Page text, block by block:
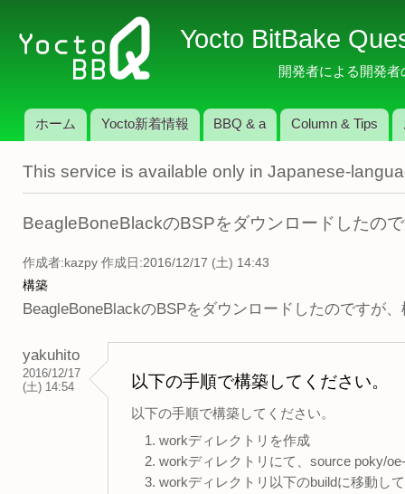
イ
コ
テ
ツ
に
移
Yocto BitBake
開発者による開発
メインメニュー
ホーム Yocto新着情報 BBQ & a Column & Tips
This service is available only in Japanese-
BeagleBoneBlackのBSPをダウンロードしたの
作成者: kazpy 作成日:2016/12/17 (土) 14:43
構築
BeagleBoneBlackのBSPをダウンロードしたのですが
yakuhito
2016/12/17
(土) 14:54
以下の手順で構築してください。
以下の手順で構築してください。
1. workディレクトリを作成
2. workディレクトリにて、source poky/
3. workディレクトリ以下のbuildに移動し